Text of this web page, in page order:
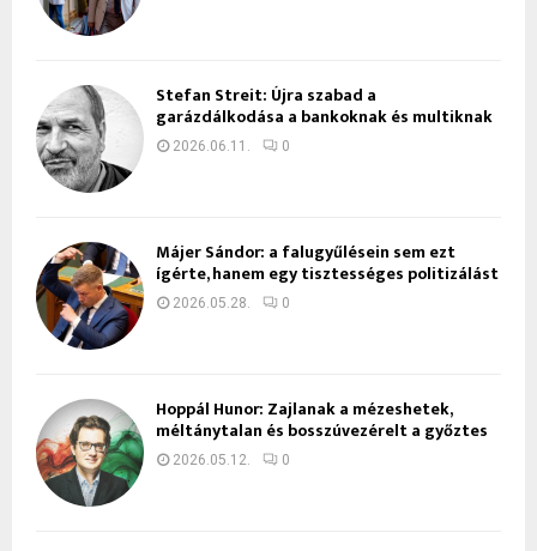
Stefan Streit: Újra szabad a
garázdálkodása a bankoknak és multiknak
2026.06.11. 0
Májer Sándor: a falugyűlésein sem ezt
ígérte, hanem egy tisztességes politizálást
2026.05.28. 0
Hoppál Hunor: Zajlanak a mézeshetek,
méltánytalan és bosszúvezérelt a győztes
2026.05.12. 0